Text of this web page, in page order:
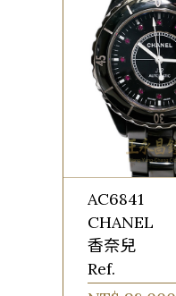
AC6841
CHANEL
香奈兒
Ref.